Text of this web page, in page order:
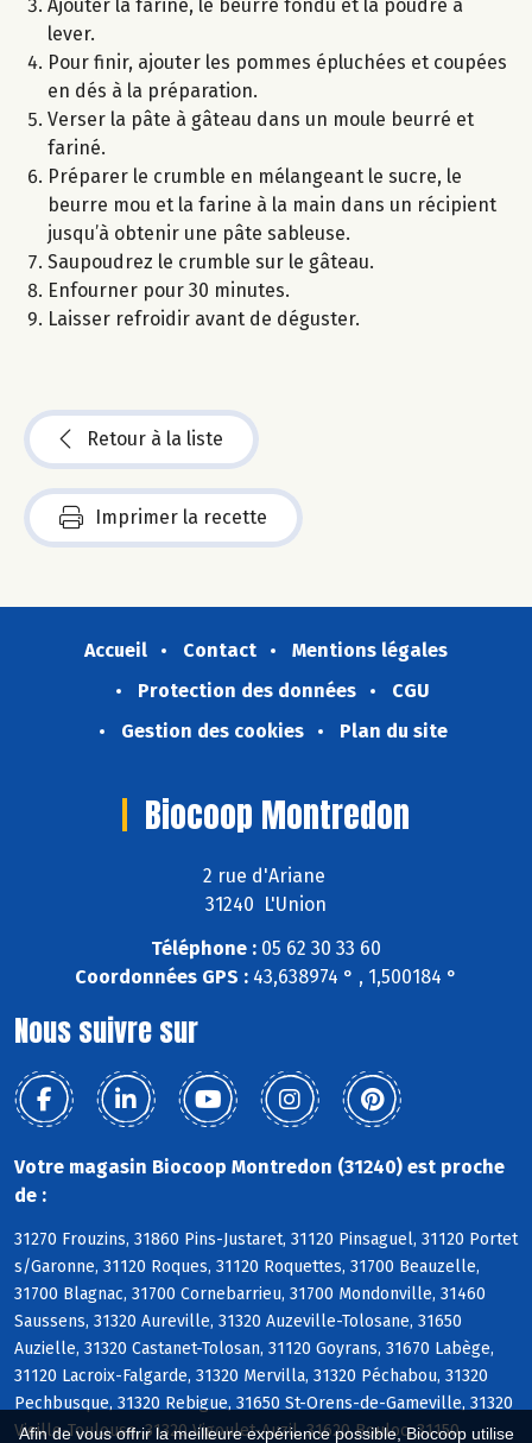
Afin de vous offrir la meilleure expérience possible, Biocoop utilise
Ajouter la farine, le beurre fondu et la poudre à
lever.
Pour finir, ajouter les pommes épluchées et coupées
en dés à la préparation.
Verser la pâte à gâteau dans un moule beurré et
fariné.
Préparer le crumble en mélangeant le sucre, le
beurre mou et la farine à la main dans un récipient
jusqu’à obtenir une pâte sableuse.
Saupoudrez le crumble sur le gâteau.
Enfourner pour 30 minutes.
Laisser refroidir avant de déguster.
Retour à la liste
Imprimer la recette
Accueil Contact
Mentions légales
Protection des données
CGU
Gestion des cookies
Plan du site
Biocoop Montredon
2 rue d'Ariane
31240 L'Union
Téléphone : 05 62 30 33 60
Coordonnées GPS : 43,638974 ° , 1,500184 °
Nous suivre sur
Votre magasin Biocoop Montredon (31240) est proche
de :
31270 Frouzins, 31860 Pins-Justaret, 31120 Pinsaguel, 31120 Portet
s/Garonne, 31120 Roques, 31120 Roquettes, 31700 Beauzelle,
31700 Blagnac, 31700 Cornebarrieu, 31700 Mondonville, 31460
Saussens, 31320 Aureville, 31320 Auzeville-Tolosane, 31650
Auzielle, 31320 Castanet-Tolosan, 31120 Goyrans, 31670 Labège,
31120 Lacroix-Falgarde, 31320 Mervilla, 31320 Péchabou, 31320
Pechbusque, 31320 Rebigue, 31650 St-Orens-de-Gameville, 31320
Vieille-Toulouse, 31320 Vigoulet-Auzil, 31620 Bouloc, 31150